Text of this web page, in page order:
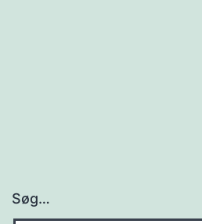
Søg…